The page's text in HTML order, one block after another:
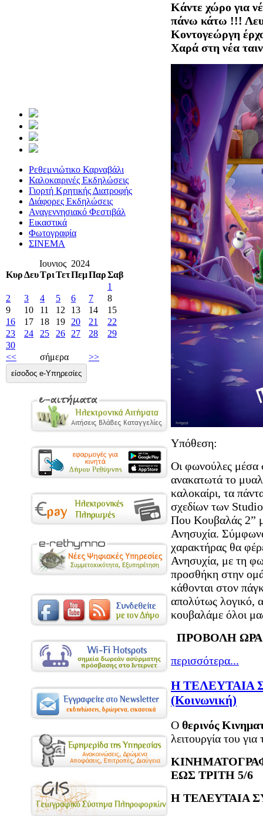
Ρεθεμνιώτικο Καρναβάλι
Καλοκαιρινές Εκδηλώσεις
Γιορτή Κρητικής Διατροφής
Διάφορες Εκδηλώσεις
Αναγεννησιακό Φεστιβάλ
Εικαστικά
Φωτογραφία
ΣΙΝΕΜΑ
Ιουνιος 2024
ΚυρΔευΤριΤετΠεμΠαρΣαβ
1
2
3 4 5 6 7
8
9
10 11 12 13 14
15
16
17 18 19 20 21
22
23
24 25 26 27 28
29
30
<<
σήμερα >>
είσοδος e-Υπηρεσίες
Κάντε χώρο για
πάνω κάτω !!!
Κοντογεώργη
Χαρά στη νέα
Υπόθεση:
Οι φωνούλες μέσα
ανακατωτά το
καλοκαίρι, τα
σχεδίων των
Που Κουβαλάς 2”
Ανησυχία.
χαρακτήρας θα
Ανησυχία, με τη
προσθήκη στην
κάθονται στον
απολύτως λογικό,
κουβαλάμε όλοι
ΠΡΟΒΟΛΗ ΩΡΑ
περισσότερα...
Η ΤΕΛΕΥΤΑΙΑ
(Κοινωνική)
Ο θερινός
λειτουργία του
ΕΩΣ ΤΡΙΤΗ 5/6
Η ΤΕΛΕΥΤΑΙΑ